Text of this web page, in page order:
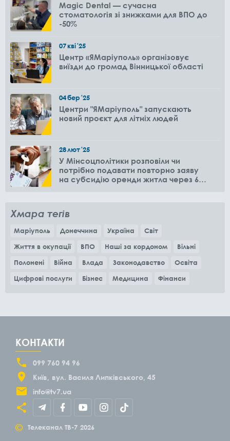
Magic Dental — сучасна
стоматологія зі знижками для ВПО до
-50%
07кві'25
Центр «ЯМаріуполь» організовує
виїзди до громад Вінницької області
04бер'25
Центри "ЯМаріуполь" запускають
новий проєкт для літніх людей
28лют'25
У Мінсоцполітики розповіли чи
потрібно подавати повторно заяву
на субсидію оренди житла через 6
Хмара тегів
Маріуполь Донеччина Україна
Світ
Життя в окупації
ВПО Наші за кордоном
Вільні
Полонені
Війна Влада Законодавство
Освіта
Цифрові послуги
Бізнес Медицина Фінанси
КОНТАКТИ
099 760 94 96
Київ
вул. Василя Липківського, 45
info@tv7.ua
© Телеканал ТВ-7 2026